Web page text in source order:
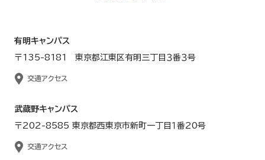
有明キャンパス
〒135-8181 東京都江東区有明三丁目３番３号
交通アクセス
武蔵野キャンパス
〒202-8585 東京都西東京市新町一丁目１番20号
交通アクセス